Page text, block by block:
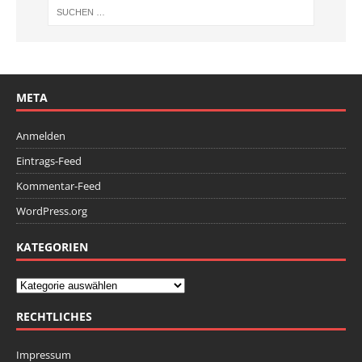
META
Anmelden
Eintrags-Feed
Kommentar-Feed
WordPress.org
KATEGORIEN
RECHTLICHES
Impressum